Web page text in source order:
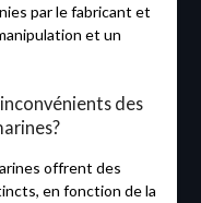
par le fabricant et
et un
des
offrent des
en fonction de la